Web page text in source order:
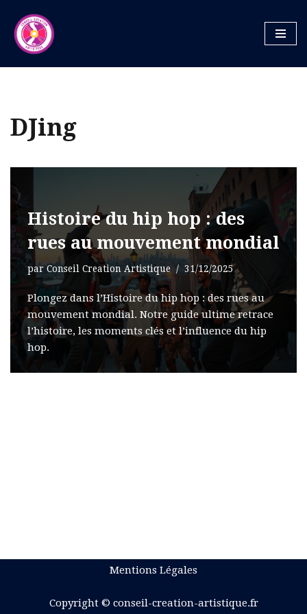
Aller
au
contenu
DJing
Histoire du hip hop : des
rues au mouvement mondial
parConseil Creation Artistique 31/12/2025
Plongez dans l’Histoire du hip hop : des rues au
mouvement mondial. Notre guide ultime retrace
l’histoire, les moments clés et l’influence du hip
hop.
Mentions Légales
Copyright © conseil-creation-artistique.fr